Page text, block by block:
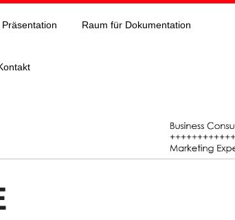
Raum für Dokumentation